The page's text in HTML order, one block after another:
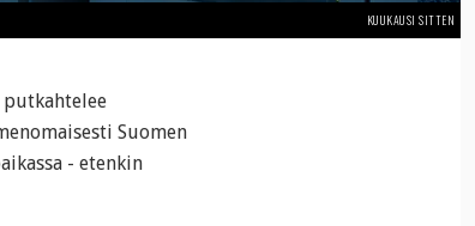
KUUKAUSI SITTEN
Suomen
- etenkin